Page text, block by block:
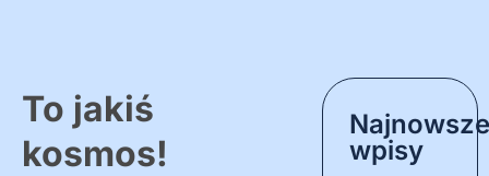
To jakiś
kosmos!
wpisy